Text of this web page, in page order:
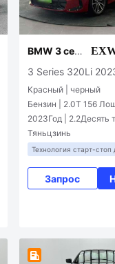
BMW 3 сер
ии
3 Series 320Li
Красный | черный
Бензин | 2.0T 156
ы L4
2023Год | 2.2Десять
Тяньцзинь
Технология старт-стоп
Запрос